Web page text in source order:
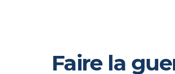
Faire la